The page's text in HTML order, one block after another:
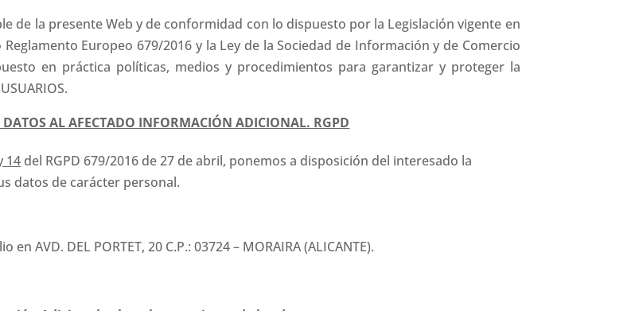
de la presente Web y de conformidad con lo dispuesto por la Legislación vigente en
Europeo 679/2016 y la Ley de la Sociedad de Información y de Comercio
en práctica políticas, medios y procedimientos para garantizar y proteger la
AL AFECTADO INFORMACIÓN ADICIONAL. RGPD
14 del RGPD 679/2016 de 27 de abril, ponemos a disposición del interesado la
datos de carácter personal.
AVD. DEL PORTET, 20 C.P.: 03724 – MORAIRA (ALICANTE).